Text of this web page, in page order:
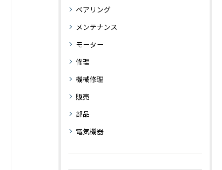
ベアリング
メンテナンス
モーター
修理
機械修理
販売
部品
電気機器